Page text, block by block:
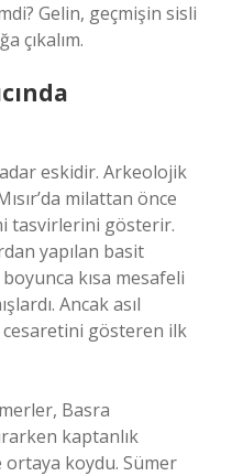
Gelin, geçmişin sisli
çıkalım.
eskidir. Arkeolojik
milattan önce
tasvirlerini gösterir.
yapılan basit
kısa mesafeli
Ancak asıl
cesaretini gösteren ilk
Basra
kaptanlık
koydu. Sümer